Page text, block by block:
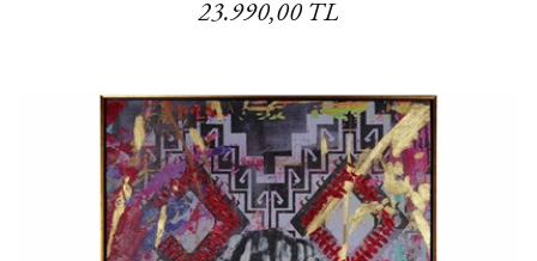
23.990,00 TL